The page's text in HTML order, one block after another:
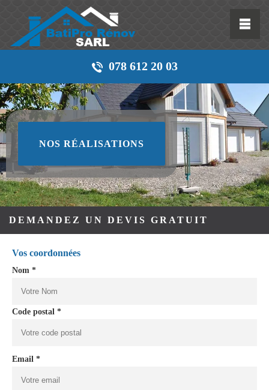
078 612 20 03
NOS RÉALISATIONS
DEMANDEZ UN DEVIS GRATUIT
Vos coordonnées
Nom *
Code postal *
Email *